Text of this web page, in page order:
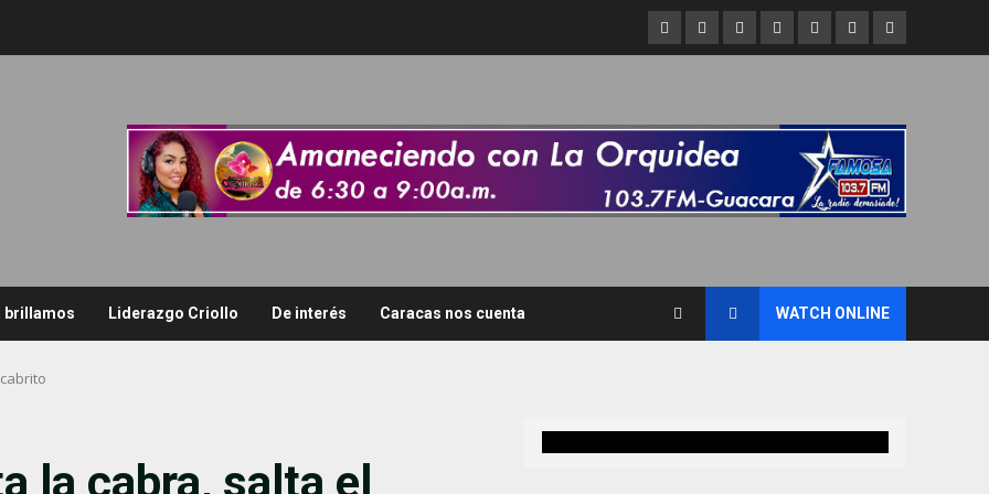
InicioRefran
del
Asi
hablamos
Asi
brillamos
Liderazgo
Criollo
De
interés
Caracas
nos
brillamos Liderazgo Criollo De interés Caracas nos cuenta WATCH ONLINE
la cabra, salta el